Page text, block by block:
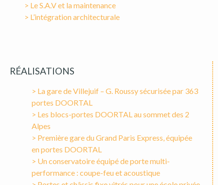
> Le S.A.V et la maintenance
> L’intégration architecturale
RÉALISATIONS
> La gare de Villejuif – G. Roussy sécurisée par 363
portes DOORTAL
> Les blocs-portes DOORTAL au sommet des 2
Alpes
> Première gare du Grand Paris Express, équipée
en portes DOORTAL
> Un conservatoire équipé de porte multi-
performance : coupe-feu et acoustique